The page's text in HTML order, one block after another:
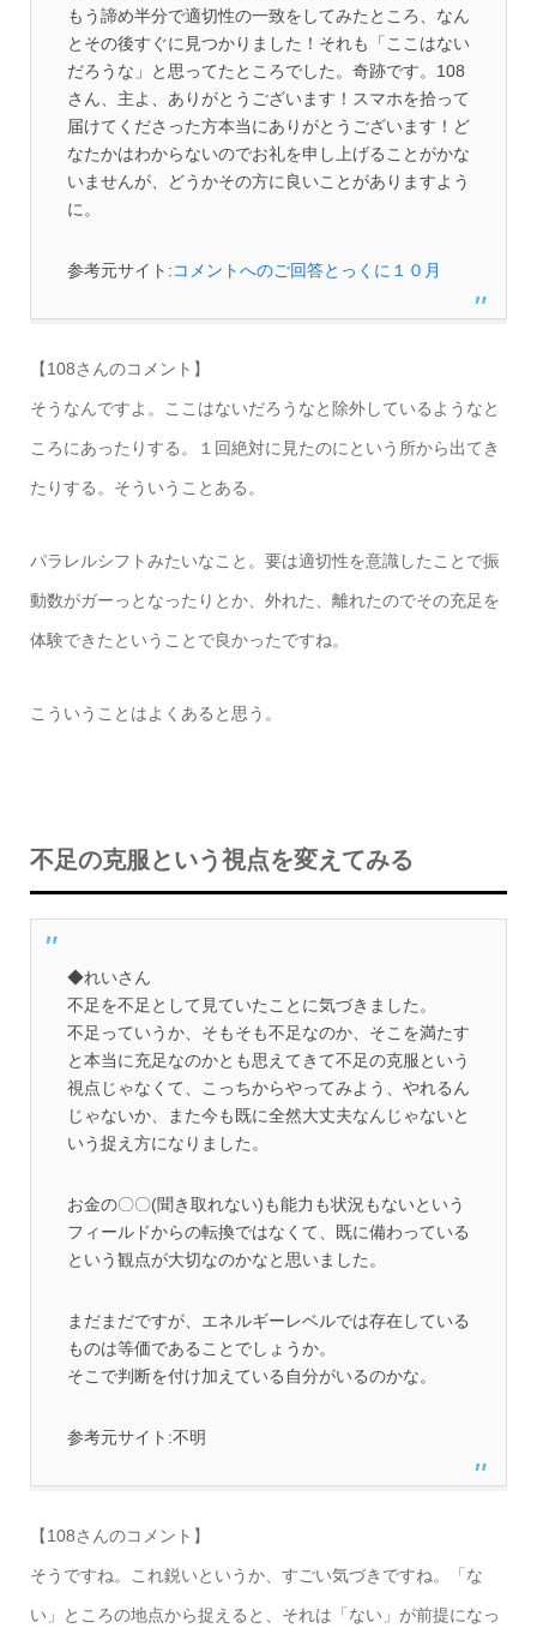
もう諦め半分で適切性の一致をしてみたところ、なん
とその後すぐに見つかりました！それも「ここはない
だろうな」と思ってたところでした。奇跡です。108
さん、主よ、ありがとうございます！スマホを拾って
届けてくださった方本当にありがとうございます！ど
なたかはわからないのでお礼を申し上げることがかな
いませんが、どうかその方に良いことがありますよう
に。
参考元サイト:コメントへのご回答とっくに１０月
【108さんのコメント】
そうなんですよ。ここはないだろうなと除外しているようなと
ころにあったりする。１回絶対に見たのにという所から出てき
たりする。そういうことある。
パラレルシフトみたいなこと。要は適切性を意識したことで振
動数がガーっとなったりとか、外れた、離れたのでその充足を
体験できたということで良かったですね。
こういうことはよくあると思う。
不足の克服という視点を変えてみる
◆れいさん
不足を不足として見ていたことに気づきました。
不足っていうか、そもそも不足なのか、そこを満たす
と本当に充足なのかとも思えてきて不足の克服という
視点じゃなくて、こっちからやってみよう、やれるん
じゃないか、また今も既に全然大丈夫なんじゃないと
いう捉え方になりました。
お金の〇〇(聞き取れない)も能力も状況もないという
フィールドからの転換ではなくて、既に備わっている
という観点が大切なのかなと思いました。
まだまだですが、エネルギーレベルでは存在している
ものは等価であることでしょうか。
そこで判断を付け加えている自分がいるのかな。
参考元サイト:不明
【108さんのコメント】
そうですね。これ鋭いというか、すごい気づきですね。「な
い」ところの地点から捉えると、それは「ない」が前提になっ